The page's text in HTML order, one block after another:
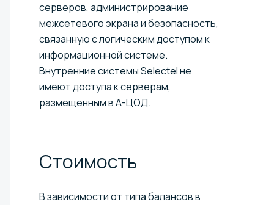
серверов, администрирование
межсетевого экрана и безопасность,
связанную с логическим доступом к
информационной системе.
Внутренние системы Selectel не
имеют доступа к серверам,
размещенным в А-ЦОД.
Стоимость
В зависимости от типа балансов в